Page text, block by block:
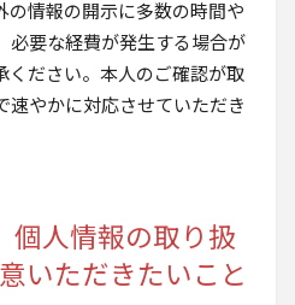
の情報の開示に多数の時間や
必要な経費が発生する場合が
ください。本人のご確認が取
速やかに対応させていただき
人情報の取り扱
いただきたいこと